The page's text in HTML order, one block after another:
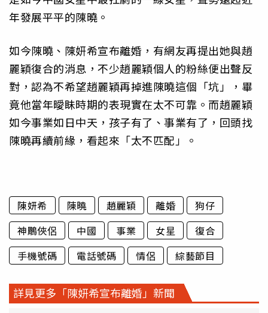
年發展平平的陳曉。
如今陳曉、陳妍希宣布離婚，有網友再提出她與趙
麗穎復合的消息，不少趙麗穎個人的粉絲便出聲反
對，認為不希望趙麗穎再掉進陳曉這個「坑」，畢
竟他當年曖眛時期的表現實在太不可靠。而趙麗穎
如今事業如日中天，孩子有了、事業有了，回頭找
陳曉再續前緣，看起來「太不匹配」。
陳妍希 陳曉 趙麗穎 離婚
狗仔
神鵰俠侶
中國 事業 女星
復合
手機號碼
電話號碼 情侶 綜藝節目
詳見更多「陳妍希宣布離婚」新聞